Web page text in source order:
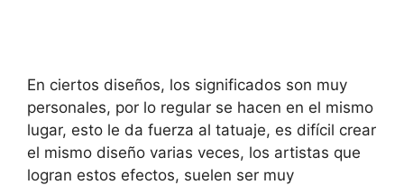
En ciertos diseños, los significados son muy
personales, por lo regular se hacen en el mismo
lugar, esto le da fuerza al tatuaje, es difícil crear
el mismo diseño varias veces, los artistas que
logran estos efectos, suelen ser muy